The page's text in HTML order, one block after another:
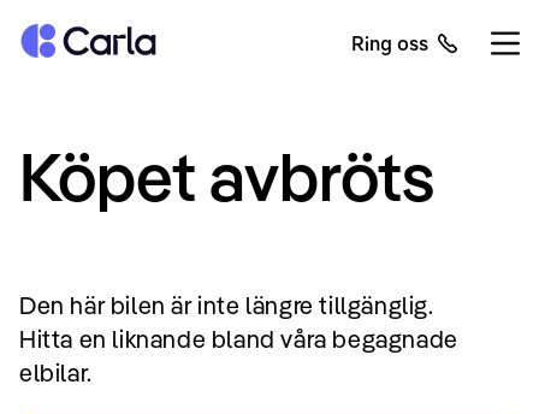
Tillbaka till startsidan Ring oss
Köpet avbröts
Den här bilen är inte längre tillgänglig.
Hitta en liknande bland våra begagnade
elbilar.